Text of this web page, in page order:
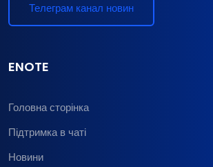
Телеграм канал новин
ENOTE
Головна сторінка
Підтримка в чаті
Новини